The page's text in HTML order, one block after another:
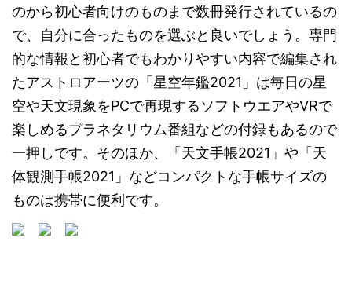
のから初心者向けのものまで数冊発行されているの
で、自分に合ったものを選ぶと良いでしょう。専門
的な情報と初心者でもわかりやすい内容で編集され
たアストロアーツの「星空年鑑2021」は毎日の星
空や天文現象をPCで再現するソフトウエアやVRで
楽しめるプラネタリウム番組などの付録もあるので
一押しです。そのほか、「天文手帳2021」や「天
体観測手帳2021」などコンパクトな手帳サイズの
ものは携帯に便利です。